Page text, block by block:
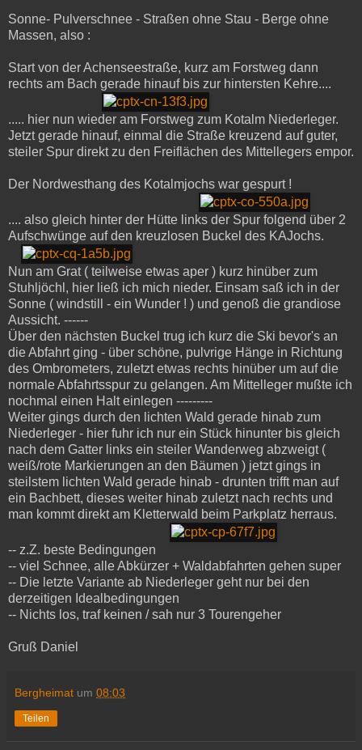
Sonne- Pulverschnee - Straßen ohne Stau - Berge ohne
Massen, also :
Start von der Achenseestraße, kurz am Forstweg dann
rechts am Bach gerade hinauf bis zur hintersten Kehre....
..... hier nun wieder am Forstweg zum Kotalm Niederleger.
Jetzt gerade hinauf, einmal die Straße kreuzend auf guter,
steiler Spur direkt zu den Freiflächen des Mittellegers empor.
Der Nordwesthang des Kotalmjochs war gespurt !
.... also gleich hinter der Hütte links der Spur folgend über 2
Aufschwünge auf den kreuzlosen Buckel des KAJochs.
Nun am Grat ( teilweise etwas aper ) kurz hinüber zum
Stuhljöchl, hier ließ ich mich nieder. Einsam saß ich in der
Sonne ( windstill - ein Wunder ! ) und genoß die grandiose
Aussicht. ------
Über den nächsten Buckel trug ich kurz die Ski bevor's an
die Abfahrt ging - über schöne, pulvrige Hänge in Richtung
des Ombrometers, zuletzt etwas rechts hinüber um auf die
normale Abfahrtsspur zu gelangen. Am Mittelleger mußte ich
nochmal einen Halt einlegen ---------
Weiter gings durch den lichten Wald gerade hinab zum
Niederleger - hier fuhr ich nur ein Stück hinunter bis gleich
nach dem Gatter links ein steiler Wanderweg abzweigt (
weiß/rote Markierungen an den Bäumen ) jetzt gings in
steilstem lichten Wald gerade hinab - drunten trifft man auf
ein Bachbett, dieses weiter hinab zuletzt nach rechts und
man kommt direkt am Kletterwald beim Parkplatz herraus.
-- z.Z. beste Bedingungen
-- viel Schnee, alle Abkürzer + Waldabfahrten gehen super
-- Die letzte Variante ab Niederleger geht nur bei den
derzeitigen Idealbedingungen
-- Nichts los, traf keinen / sah nur 3 Tourengeher
Gruß Daniel
Bergheimat um 08:03
Teilen